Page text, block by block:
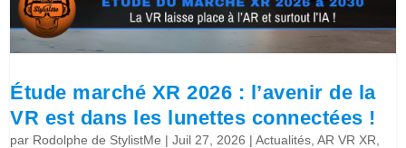
Étude marché XR 2026 : l’avenir de la
VR est dans les lunettes connectées !
par Rodolphe de StylistMe |Juil 27, 2026 |Actualités ,AR VR XR